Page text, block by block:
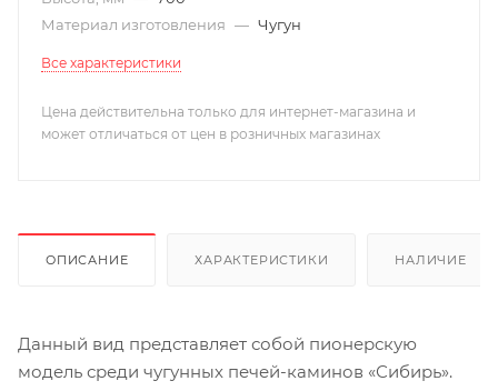
Материал изготовления — Чугун
Все характеристики
Цена действительна только для интернет-магазина и
может отличаться от цен в розничных магазинах
ОПИСАНИЕ ХАРАКТЕРИСТИКИ НАЛИЧИЕ
Данный вид представляет собой пионерскую
модель среди чугунных печей-каминов «Сибирь».